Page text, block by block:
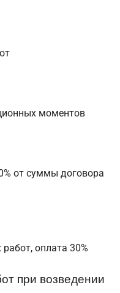
моментов
от суммы договора
оплата 30%
при возведении